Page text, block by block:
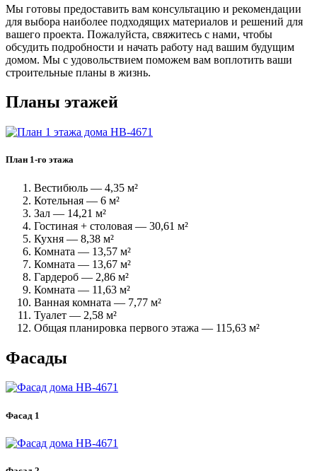
Мы готовы предоставить вам консультацию и рекомендации
для выбора наиболее подходящих материалов и решений для
вашего проекта. Пожалуйста, свяжитесь с нами, чтобы
обсудить подробности и начать работу над вашим будущим
домом. Мы с удовольствием поможем вам воплотить ваши
строительные планы в жизнь.
Планы этажей
План 1-го этажа
Вестибюль — 4,35 м²
Котельная — 6 м²
Зал — 14,21 м²
Гостиная + столовая — 30,61 м²
Кухня — 8,38 м²
Комната — 13,57 м²
Комната — 13,67 м²
Гардероб — 2,86 м²
Комната — 11,63 м²
Ванная комната — 7,77 м²
Туалет — 2,58 м²
Общая планировка первого этажа — 115,63 м²
Фасады
Фасад 1